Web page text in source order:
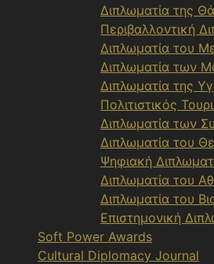
Διπλωματία της
Περιβαλλοντική
Διπλωματία του
Διπλωματία των
Διπλωματία της
Πολιτιστικός
Διπλωματία των
Διπλωματία του
Ψηφιακή
Διπλωματία του
Διπλωματία του
Επιστημονική
Soft Power Awards
Cultural Diplomacy Journal